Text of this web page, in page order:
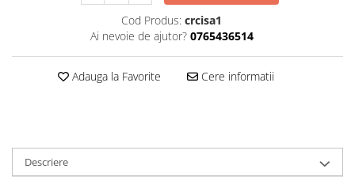
Carlige Lada
Carlige Lancia
Covorase auto Toyota
Covorase auto Volvo
Scut motor MAN
Scut motor Maxus
Scut motor Mazda
Scut motor Mercedes
Scut motor Mitsubishi
Scut motor Nissan
Cod Produs: crcisa1
Ai nevoie de ajutor? 0765436514
Adauga la Favorite Cere informatii
Descriere